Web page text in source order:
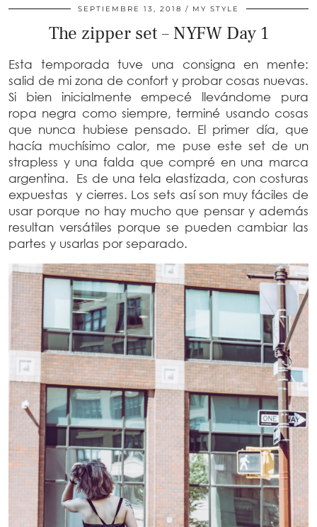
SEPTIEMBRE 13, 2018 MY STYLE
The zipper set – NYFW Day 1
Esta temporada tuve una consigna en mente:
salid de mi zona de confort y probar cosas nuevas.
Si bien inicialmente empecé llevándome pura
ropa negra como siempre, terminé usando cosas
que nunca hubiese pensado. El primer día, que
hacía muchísimo calor, me puse este set de un
strapless y una falda que compré en una marca
argentina. Es de una tela elastizada, con costuras
expuestas y cierres. Los sets así son muy fáciles de
usar porque no hay mucho que pensar y además
resultan versátiles porque se pueden cambiar las
partes y usarlas por separado.